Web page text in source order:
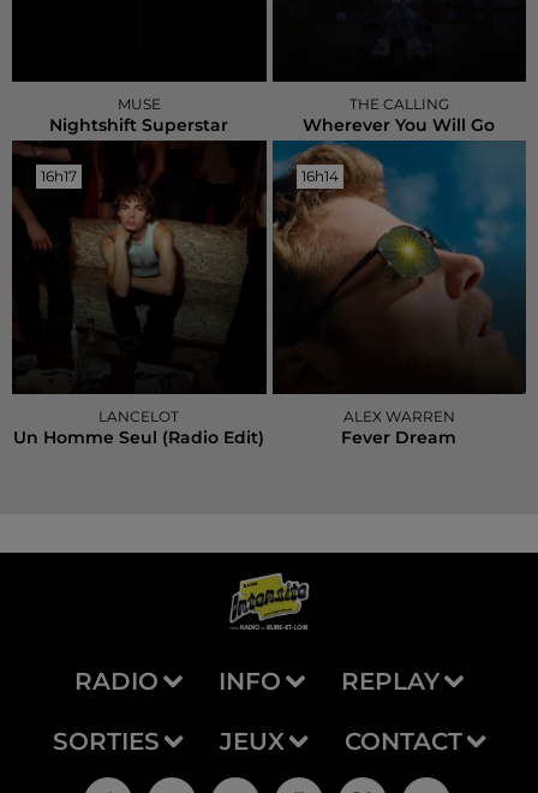
MUSE
Nightshift Superstar
THE CALLING
Wherever You Will Go
16h17
16h17
LANCELOT
Un Homme Seul (radio Edit)
16h14
16h14
ALEX WARREN
Fever Dream
RADIO INFO REPLAY
SORTIES JEUX CONTACT